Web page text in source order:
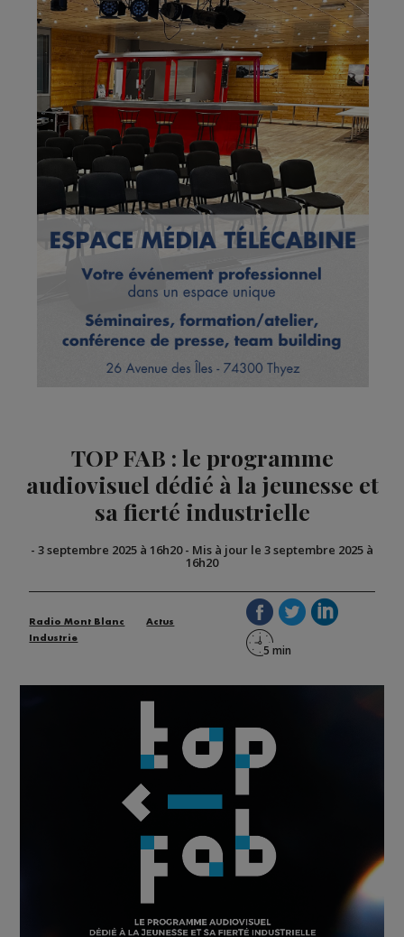
TOP FAB : le programme
audiovisuel dédié à la jeunesse et
sa fierté industrielle
- 3 septembre 2025 à 16h20- Mis à jour le 3 septembre 2025 à
16h20
Radio Mont Blanc
Actus
Industrie